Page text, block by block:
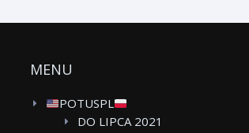
MENU
POTUSPL
DO LIPCA 2021